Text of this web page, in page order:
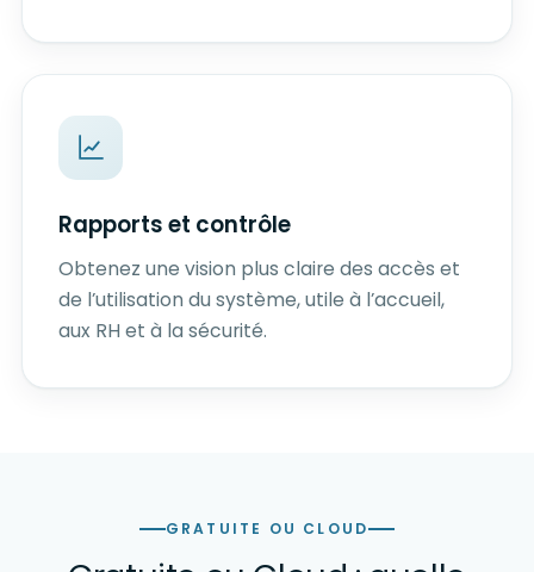
Rapports et contrôle
Obtenez une vision plus claire des accès et
de l’utilisation du système, utile à l’accueil,
aux RH et à la sécurité.
GRATUITE OU CLOUD